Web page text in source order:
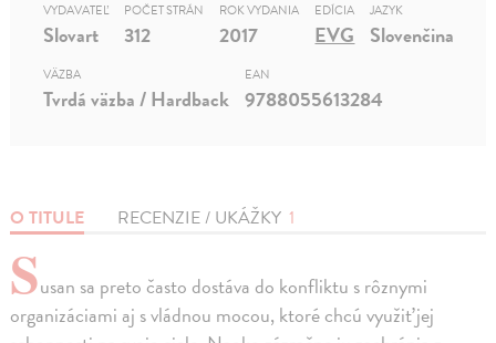
O TITULE RECENZIE / UKÁŽKY 1
Susan sa preto často dostáva do konfliktu s rôznymi
organizáciami aj s vládnou mocou, ktoré chcú využiť jej
VYDAVATEĽ
Slovart
POČET STRÁN
312
ROK VYDANIA
2017
EDÍCIA
EVG
JAZYK
Slovenčina
VÄZBA
Tvrdá väzba / Hardback
EAN
9788055613284